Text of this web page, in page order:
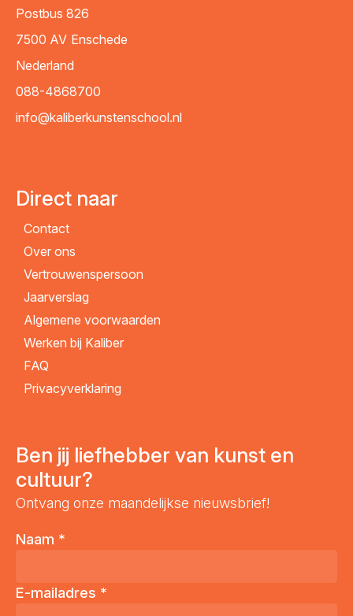
Postbus 826
7500 AV Enschede
Nederland
088-4868700
info@kaliberkunstenschool.nl
Direct naar
Contact
Over ons
Vertrouwenspersoon
Jaarverslag
Algemene voorwaarden
Werken bij Kaliber
FAQ
Privacyverklaring
Ben jij liefhebber van kunst en
cultuur?
Ontvang onze maandelijkse nieuwsbrief!
Naam *
E-mailadres *